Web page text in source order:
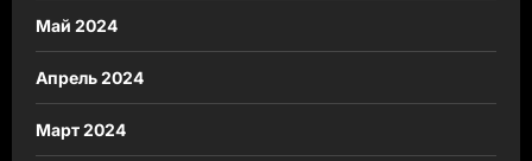
Май 2024
Апрель 2024
Март 2024